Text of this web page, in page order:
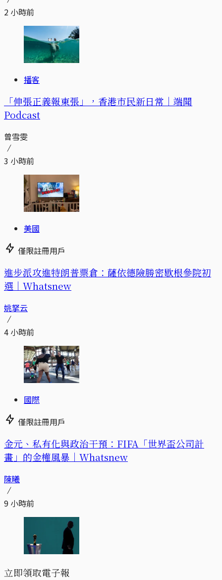
2 小時前
播客
「伸張正義報東張」，香港市民新日常｜端聞
Podcast
曾雪雯
3 小時前
美國
僅限註冊用戶
進步派攻進特朗普票倉：薩依德險勝密歇根參院初
選｜Whatsnew
姚拏云
4 小時前
國際
僅限註冊用戶
金元、私有化與政治干預：FIFA「世界盃公司計
畫」的金權風暴｜Whatsnew
陳曦
9 小時前
立即領取電子報